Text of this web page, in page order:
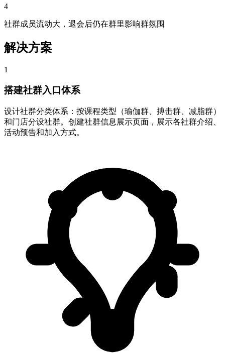
4
社群成员流动大，退会后仍在群里影响群氛围
解决方案
1
搭建社群入口体系
设计社群分类体系：按课程类型（瑜伽群、搏击群、减脂群）
和门店分设社群。创建社群信息展示页面，展示各社群介绍、
活动预告和加入方式。